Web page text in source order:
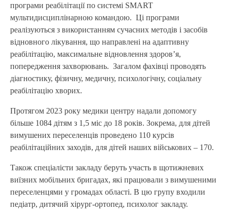
програми реабілітації по системі SMART
мультидисциплінарною командою. Ці програми
реалізуються з використанням сучасних методів і засобів
відновного лікування, що направлені на адаптивну
реабілітацію, максимальне відновлення здоров’я,
попередження захворювань. Загалом фахівці проводять
діагностику, фізичну, медичну, психологічну, соціальну
реабілітацію хворих.
Протягом 2023 року медики центру надали допомогу
більше 1084 дітям з 1,5 міс до 18 років. Зокрема, для дітей
вимушених переселенців проведено 110 курсів
реабілітаційних заходів, для дітей наших військових – 170.
Також спеціалісти закладу беруть участь в щотижневих
виїзних мобільних бригадах, які працювали з вимушеними
переселенцями у громадах області. В цю групу входили
педіатр, дитячий хірург-ортопед, психолог закладу.